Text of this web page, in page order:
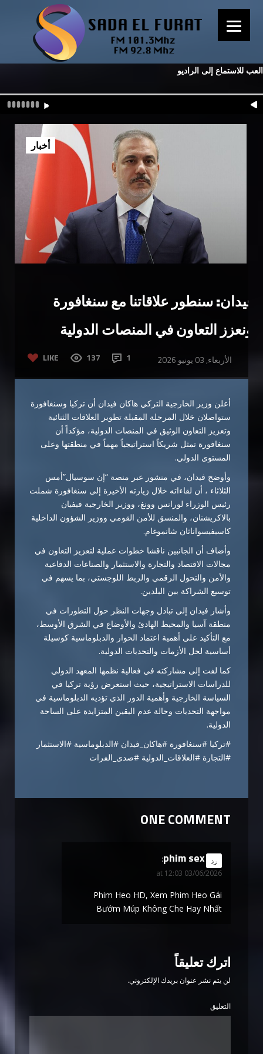
العب للاستماع إلى الراديو
فيدان: سنطور علاقاتنا مع سنغافورة
ونعزز التعاون في المنصات الدولية
LIKE 137 1 الأربعاء, 03 يونيو 2026
أخبار
أعلن وزير الخارجية التركي هاكان فيدان أن تركيا وسنغافورة
ستواصلان خلال المرحلة المقبلة تطوير العلاقات الثنائية
وتعزيز التعاون الوثيق في المنصات الدولية، مؤكداً أن
سنغافورة تمثل شريكاً استراتيجياً مهماً في منطقتها وعلى
المستوى الدولي.
وأوضح فيدان، في منشور عبر منصة “إن سوسيال”أمس
الثلاثاء ، أن لقاءاته خلال زيارته الأخيرة إلى سنغافورة شملت
رئيس الوزراء لورانس وونغ، ووزير الخارجية فيفيان
بالاكريشنان، والمنسق للأمن القومي ووزير الشؤون الداخلية
كاسيفيسواناثان شانموغام.
وأضاف أن الجانبين ناقشا خطوات عملية لتعزيز التعاون في
مجالات الاقتصاد والتجارة والاستثمار والصناعات الدفاعية
والأمن والتحول الرقمي والربط اللوجستي، بما يسهم في
توسيع الشراكة بين البلدين.
وأشار فيدان إلى تبادل وجهات النظر حول التطورات في
منطقة آسيا والمحيط الهادئ والأوضاع في الشرق الأوسط،
مع التأكيد على أهمية اعتماد الحوار والدبلوماسية كوسيلة
أساسية لحل الأزمات والتحديات الدولية.
كما لفت إلى مشاركته في فعالية نظمها المعهد الدولي
للدراسات الاستراتيجية، حيث استعرض رؤية تركيا في
السياسة الخارجية وأهمية الدور الذي تؤديه الدبلوماسية في
مواجهة التحديات وحالة عدم اليقين المتزايدة على الساحة
الدولية.
#تركيا #سنغافورة #هاكان_فيدان #الدبلوماسية #الاستثمار
#التجارة #العلاقات_الدولية #صدى_الفرات
ONE COMMENT
phim sex
says:
03/06/2026 at 12:03
رد
Phim Heo HD, Xem Phim Heo Gái
Bướm Múp Không Che Hay Nhất
اترك تعليقاً
لن يتم نشر عنوان بريدك الإلكتروني.
التعليق